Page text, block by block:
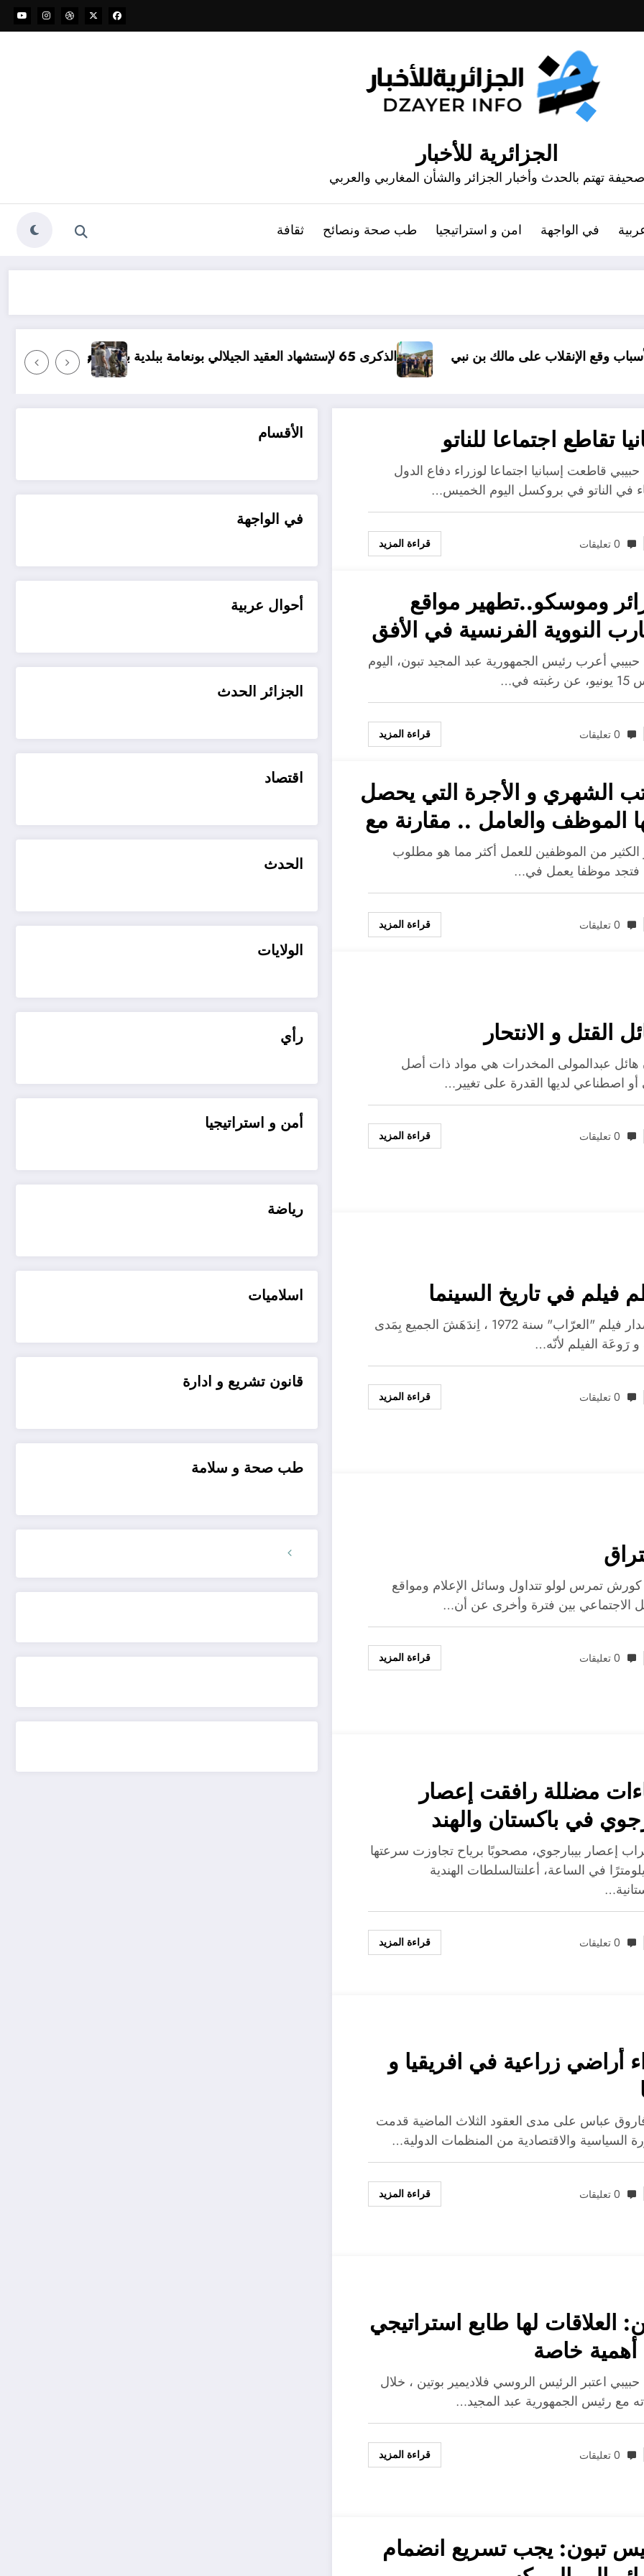
الجزائرية للأخبار
صحيفة تهتم بالحدث وأخبار الجزائر والشأن المغاربي والعربي
في الواجهة امن و استراتيجيا طب صحة ونصائح ثقافة
على مالك بن نبي الذكرى 65 لإستشهاد العقيد الجيلالي بونعامة ببلدية برج بونعامة بتيسمسيلت رموز الكراهية في المستوطنات
تقاطع اجتماعا للناتو
حبيبي قاطعت إسبانيا اجتماعا لوزراء دفاع الدول
في الناتو في بروكسل اليوم الخميس…
0 تعليقات قراءة المزيد
وموسكو..تطهير مواقع
النووية الفرنسية في الأفق
حبيبي أعرب رئيس الجمهورية عبد المجيد تبون، اليوم
في…
0 تعليقات قراءة المزيد
الشهري و الأجرة التي يحصل
عليها الموظف والعامل .. مقارنة مع
المبذول
من الموظفين للعمل أكثر مما هو مطلوب
فتجد موظفا يعمل في…
0 تعليقات قراءة المزيد
القتل و الانتحار
هائل عبدالمولى المخدرات هي مواد ذات أصل
اصطناعي لديها القدرة على تغيير…
0 تعليقات قراءة المزيد
فيلم في تاريخ السينما
بعدَ إصدار فيلم "العرّاب" سنة 1972 ، اِندَهَشَ الجميع بِمَدى
و رَوعَة الفيلم لأنّه…
0 تعليقات قراءة المزيد
تمرس لولو تتداول وسائل الإعلام ومواقع
الاجتماعي بين فترة وأخرى عن أن…
0 تعليقات قراءة المزيد
مضللة رافقت إعصار
في باكستان والهند
إعصار بيبارجوي، مصحوبًا برياح تجاوزت سرعتها
كيلومترًا في الساعة، أعلنتالسلطات الهندية
0 تعليقات قراءة المزيد
أراضي زراعية في افريقيا و
عباس على مدى العقود الثلاث الماضية قدمت
السياسية والاقتصادية من المنظمات الدولية…
0 تعليقات قراءة المزيد
العلاقات لها طابع استراتيجي
أهمية خاصة
حبيبي اعتبر الرئيس الروسي فلاديمير بوتين ، خلال
مع رئيس الجمهورية عبد المجيد…
0 تعليقات قراءة المزيد
تبون: يجب تسريع انضمام
الأقسام
في الواجهة
أحوال عربية
الجزائر الحدث
اقتصاد
الحدث
الولايات
رأي
أمن و استراتيجيا
رياضة
اسلاميات
قانون تشريع و ادارة
طب صحة و سلامة